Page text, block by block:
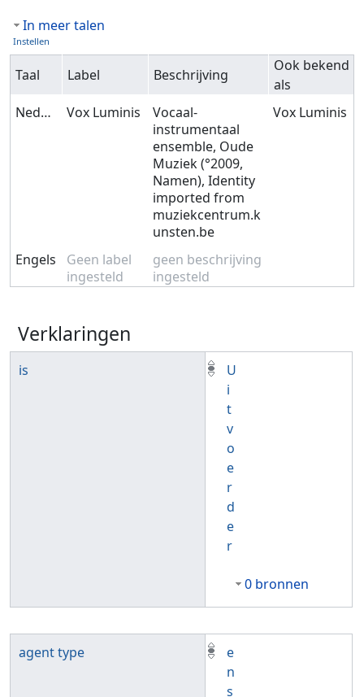
In meer talen
Instellen
Taal Label Beschrijving
Ook bekend
als
Nederlands
Vox Luminis
Vocaal-
instrumentaal
ensemble, Oude
Muziek (°2009,
Namen), Identity
imported from
muziekcentrum.k
unsten.be
Vox Luminis
Engels
Geen label
ingesteld
geen beschrijving
ingesteld
Verklaringen
is
U
i
t
v
o
e
r
d
e
r
0 bronnen
agent type
e
n
s